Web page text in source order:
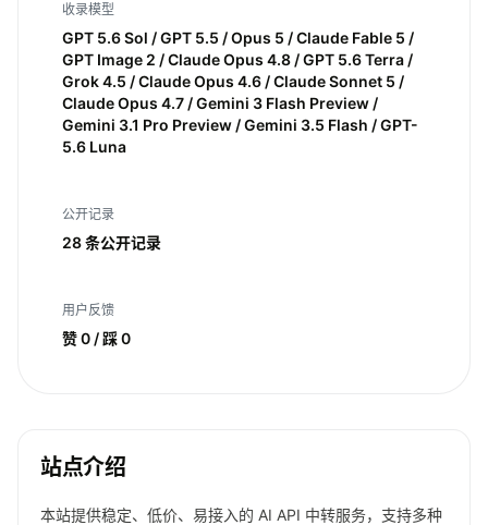
收录模型
GPT 5.6 Sol / GPT 5.5 / Opus 5 / Claude Fable 5 /
GPT Image 2 / Claude Opus 4.8 / GPT 5.6 Terra /
Grok 4.5 / Claude Opus 4.6 / Claude Sonnet 5 /
Claude Opus 4.7 / Gemini 3 Flash Preview /
Gemini 3.1 Pro Preview / Gemini 3.5 Flash / GPT-
5.6 Luna
公开记录
28 条公开记录
用户反馈
赞 0 / 踩 0
站点介绍
本站提供稳定、低价、易接入的 AI API 中转服务，支持多种